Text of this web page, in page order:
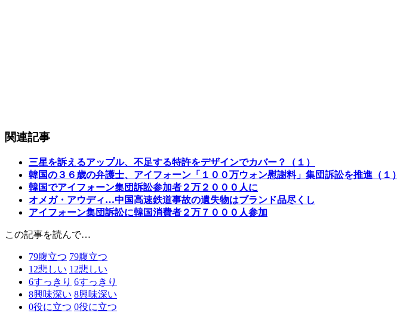
関連記事
三星を訴えるアップル、不足する特許をデザインでカバー？（１）
韓国の３６歳の弁護士、アイフォーン「１００万ウォン慰謝料」集団訴訟を推進（１）
韓国でアイフォーン集団訴訟参加者２万２０００人に
オメガ・アウディ…中国高速鉄道事故の遺失物はブランド品尽くし
アイフォーン集団訴訟に韓国消費者２万７０００人参加
この記事を読んで…
79腹立つ 79腹立つ
12悲しい 12悲しい
6すっきり 6すっきり
8興味深い 8興味深い
0役に立つ 0役に立つ